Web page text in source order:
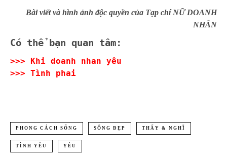
Bài viết và hình ảnh độc quyền của Tạp chí NỮ DOANH
NHÂN
Có thể bạn quan tâm:
>>> Khi doanh nhan yêu
>>> Tình phai
PHONG CÁCH SỐNG SỐNG ĐẸP THẤY & NGHĨ
TÌNH YÊU YÊU